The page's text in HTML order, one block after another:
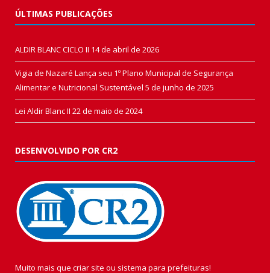
ÚLTIMAS PUBLICAÇÕES
ALDIR BLANC CICLO II 14 de abril de 2026
Vigia de Nazaré Lança seu 1º Plano Municipal de Segurança
Alimentar e Nutricional Sustentável 5 de junho de 2025
Lei Aldir Blanc II 22 de maio de 2024
DESENVOLVIDO POR CR2
Muito mais que criar site ou sistema para prefeituras!